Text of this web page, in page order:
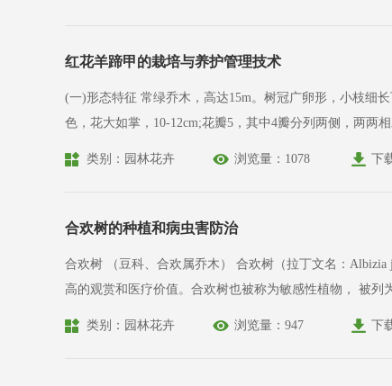
红花羊蹄甲的栽培与养护管理技术
(一)形态特征 常绿乔木，高达15m。树冠广卵形，小枝细长下垂，被毛。单叶互生，革质，叶近圆形或阔心形，长8-13cm,顶端2裂至叶全长的1/4-1/3，裂片顶端圆。总状花序顶生或腋生，花冠紫红
色，花大如掌，10-12cm;花瓣5，其中4瓣分列两侧，两两
类别：园林花卉 浏览量：1078 下
合欢树的种植和病虫害防治
合欢树 （豆科、合欢属乔木） 合欢树（拉丁文名：Albizia julibrissin Durazz），别名：福榕树，刺拐棒、坎拐棒子、一百针、老虎潦、五加参、俄国参、西伯利亚人参，为落叶乔木。合欢树有很
高的观赏和医疗价值。合欢树也被称为敏感性植物， 被列为地震观测的首选树种。 落叶乔木，高可达16m。树皮灰褐色，小枝带棱角。
类别：园林花卉 浏览量：947 下